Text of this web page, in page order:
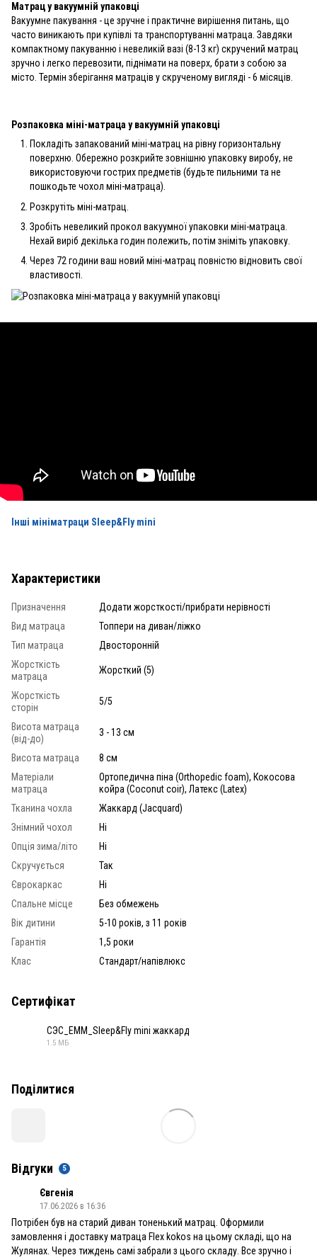
Матрац у вакуумній упаковці
Вакуумне пакування - це зручне і практичне вирішення питань, що
часто виникають при купівлі та транспортуванні матраца. Завдяки
компактному пакуванню і невеликій вазі (8-13 кг) скручений матрац
зручно і легко перевозити, піднімати на поверх, брати з собою за
місто. Термін зберігання матраців у скрученому вигляді - 6 місяців.
Розпаковка міні-матраца у вакуумній упаковці
Покладіть запакований міні-матрац на рівну горизонтальну
поверхню. Обережно розкрийте зовнішню упаковку виробу, не
використовуючи гострих предметів (будьте пильними та не
пошкодьте чохол міні-матраца).
Розкрутіть міні-матрац.
Зробіть невеликий прокол вакуумної упаковки міні-матраца.
Нехай виріб декілька годин полежить, потім зніміть упаковку.
Через 72 години ваш новий міні-матрац повністю відновить свої
властивості.
Інші мініматраци Sleep&Fly mini
Характеристики
Призначення
Додати жорсткості/прибрати нерівності
Вид матраца
Топпери на диван/ліжко
Тип матраца
Двосторонній
Жорсткість
матраца
Жорсткий (5)
Жорсткість
сторін
5/5
Висота матраца
(від-до)
3 - 13 см
Висота матраца
8 см
Матеріали
матраца
Ортопедична піна (Orthopedic foam), Кокосова
койра (Coconut coir), Латекс (Latex)
Тканина чохла
Жаккард (Jacquard)
Знімний чохол
Ні
Опція зима/літо
Ні
Скручується
Так
Єврокаркас
Ні
Спальне місце
Без обмежень
Вік дитини
5-10 років, з 11 років
Гарантія
1,5 роки
Клас
Стандарт/напівлюкс
Сертифікат
СЭС_ЕММ_Sleep&Fly mini жаккард
1.5 МБ
Поділитися
Відгуки 5
Євгенія
17.06.2026 в 16:36
Потрібен був на старий диван тоненький матрац. Оформили
замовлення і доставку матраца Flex kokos на цьому складі, що на
Жулянах. Через тиждень самі забрали з цього складу. Все зручно і